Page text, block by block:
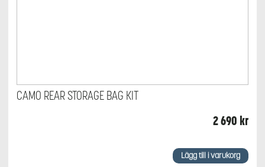
CAMO REAR STORAGE BAG KIT
2 690 kr
Lägg till i varukorg